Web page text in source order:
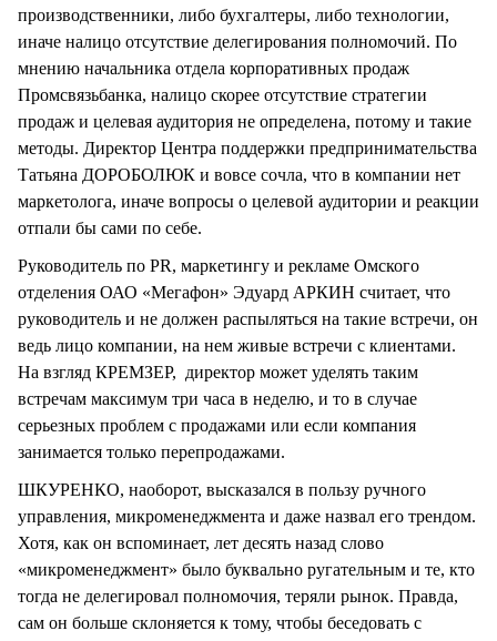
производственники, либо бухгалтеры, либо технологии,
иначе налицо отсутствие делегирования полномочий. По
мнению начальника отдела корпоративных продаж
Промсвязьбанка, налицо скорее отсутствие стратегии
продаж и целевая аудитория не определена, потому и такие
методы. Директор Центра поддержки предпринимательства
Татьяна ДОРОБОЛЮК и вовсе сочла, что в компании нет
маркетолога, иначе вопросы о целевой аудитории и реакции
отпали бы сами по себе.
Руководитель по PR, маркетингу и рекламе Омского
отделения ОАО «Мегафон» Эдуард АРКИН считает, что
руководитель и не должен распыляться на такие встречи, он
ведь лицо компании, на нем живые встречи с клиентами.
На взгляд КРЕМЗЕР, директор может уделять таким
встречам максимум три часа в неделю, и то в случае
серьезных проблем с продажами или если компания
занимается только перепродажами.
ШКУРЕНКО, наоборот, высказался в пользу ручного
управления, микроменеджмента и даже назвал его трендом.
Хотя, как он вспоминает, лет десять назад слово
«микроменеджмент» было буквально ругательным и те, кто
тогда не делегировал полномочия, теряли рынок. Правда,
сам он больше склоняется к тому, чтобы беседовать с